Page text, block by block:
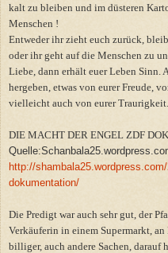
kalt zu bleiben und im düsteren
Menschen !
Entweder ihr zieht euch zurück,
oder ihr geht auf die Menschen zu
Liebe, dann erhält euer Leben Sinn.
hergeben, etwas von eurer Freude,
vielleicht auch von eurer Traurigkeit.
DIE MACHT DER ENGEL ZDF
http://
dokumentation/
Die Predigt war auch sehr gut, der
Verkäuferin in einem Supermarkt,
billiger, auch andere Sachen, darauf